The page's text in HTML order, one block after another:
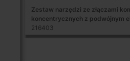
Zestaw narzędzi ze złączami
koncentrycznych z podwójnym
216403